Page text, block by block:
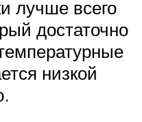
лучше всего
достаточно
низкой